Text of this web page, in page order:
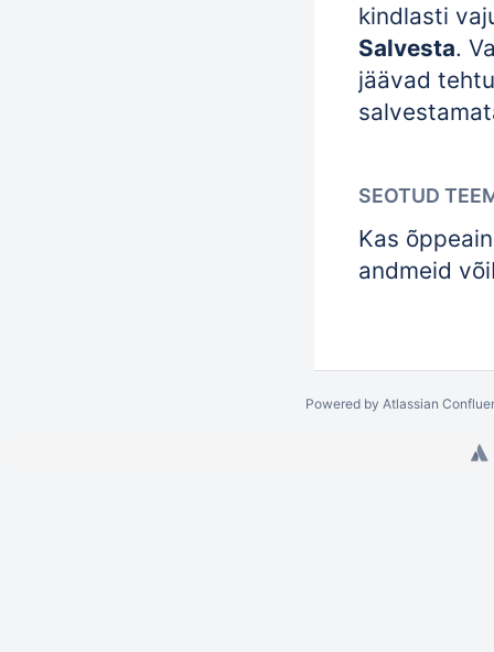
kindlasti
Salvesta.
jäävad
SEOTUD
Kas
andmeid
Powered by Atlassian